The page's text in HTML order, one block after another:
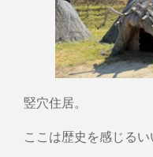
竪穴住居。
ここは歴史を感じるい